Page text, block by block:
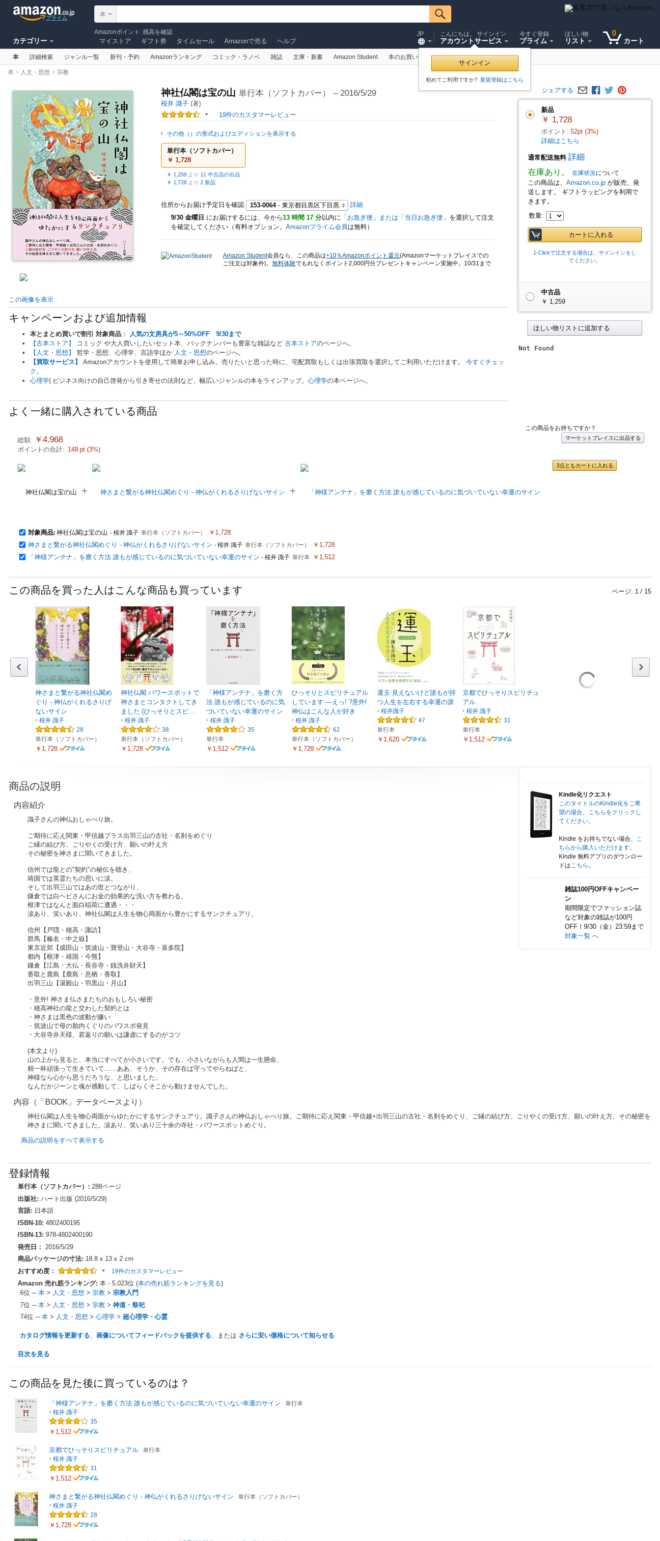
プライム 本
サインイン
初めてご利用ですか? 新規登録はこちら
カテゴリー
JP こんにちは。 サインイン
アカウントサービス
今すぐ登録
プライム
ほしい物
リスト カート
0
マイストア ギフト券 タイムセール Amazonで売る ヘルプ
Amazonポイント : 残高を確認
本 詳細検索 ジャンル一覧 新刊・予約 Amazonランキング コミック・ラノベ 雑誌 文庫・新書 Amazon Student 本のお買い得情報 直接取引で販売促進
本 › 人文・思想 › 宗教
シェアする
新品
￥ 1,728
ポイント: 52pt (3%)
詳細はこちら
通常配送無料 詳細
在庫あり。
在庫状況 について
この商品は、 Amazon.co.jp が販売、発
送します。 ギフトラッピングを利用で
きます。
数量:
カートに入れる
1-Clickで注文する場合は、サインインをし
てください。
中古品
￥ 1,259
ほしい物リストに追加する
この商品をお持ちですか？
マーケットプレイスに出品する
この画像を表示
神社仏閣は宝の山 単行本（ソフトカバー） – 2016/5/29
桜井 識子 (著)
19件のカスタマーレビュー
その他（）の形式およびエディションを表示する
単行本（ソフトカバー）
￥ 1,728
￥ 1,259 より 11 中古品の出品
￥ 1,728 より 2 新品
住所からお届け予定日を確認 153-0064- 東京都目黒区下目黒
詳細
9/30 金曜日 にお届けするには、今から13 時間 17 分以内に 「お急ぎ便」または「当日お急ぎ便」 を選択して注文
を確定してください（有料オプション。 Amazonプライム会員 は無料）
Amazon Student会員なら、この商品は+10％Amazonポイント還元(Amazonマーケットプレイスでの
ご注文は対象外)。 無料体験でもれなくポイント2,000円分プレゼントキャンペーン実施中。10/31まで
キャンペーンおよび追加情報
本とまとめ買いで割引 対象商品 ： 人気の文房具が5～50%OFF 9/30まで
【古本ストア】
コミック や大人買いしたいセット本、バックナンバーも豊富な雑誌など 古本ストアのページへ。
【人文・思想】
哲学・思想、心理学、言語学ほか 人文・思想のページへ。
【買取サービス】
Amazonアカウントを使用して簡単お申し込み。売りたいと思った時に、宅配買取もしくは出張買取を選択してご利用いただけます。 今すぐチェッ
ク。
心理学 | ビジネス向けの自己啓発から引き寄せの法則など、幅広いジャンルの本をラインアップ。 心理学の本ページへ。
よく一緒に購入されている商品
+ +
総額: ￥4,968
ポイントの合計: 149 pt (3%)
3点ともカートに入れる
対象商品: 神社仏閣は宝の山 - 桜井 識子 単行本（ソフトカバー）
￥1,728
神さまと繋がる神社仏閣めぐり - 神仏がくれるさりげないサイン - 桜井 識子 単行本（ソフトカバー）
￥1,728
「神様アンテナ」を磨く方法 誰もが感じているのに気づいていない幸運のサイン - 桜井 識子 単行本 ￥1,512
この商品を買った人はこんな商品も買っています ページ: 1 / 15
神さまと繋がる神社仏閣め
ぐり - 神仏がくれるさりげ
ないサイン
桜井 識子
28
単行本（ソフトカバー）
￥1,728
神社仏閣 パワースポットで
神さまとコンタクトしてき
ました (ひっそりとスピ…
桜井 識子
38
単行本（ソフトカバー）
￥1,728
「神様アンテナ」を磨く方
法 誰もが感じているのに気
づいていない幸運のサイン
桜井 識子
35
単行本
￥1,512
ひっそりとスピリチュアル
しています ―えっ! ?意外!
神仏はこんな人が好き
桜井 識子
62
単行本（ソフトカバー）
￥1,728
運玉 見えないけど誰もが持
つ人生を左右する幸運の源
桜井識子
47
単行本
￥1,620
京都でひっそりスピリチュ
アル
桜井 識子
31
単行本
￥1,512
Kindle化リクエスト
このタイトルのKindle化をご希
望の場合、こちらをクリックし
てください。
Kindle をお持ちでない場合、 こ
ちらから購入いただけます。
Kindle 無料アプリのダウンロー
ドはこちら 。
雑誌100円OFFキャンペー
ン
期間限定でファッション誌
など対象の雑誌が100円
OFF！9/30（金）23:59まで
対象一覧 へ
商品の説明
内容紹介
識子さんの神仏おしゃべり旅。
ご期待に応え関東・甲信越プラス出羽三山の古社・名刹をめぐり
ご縁の結び方、ごりやくの受け方、願いの叶え方
その秘密を神さまに聞いてきました。
信州では龍との"契約"の秘伝を聴き、
靖国では英霊たちの思いに涙。
そして出羽三山ではあの世とつながり、
鎌倉では白ヘビさんにお金の効果的な洗い方を教わる。
根津ではなんと面白稲荷に遭遇・・・
涙あり、笑いあり、神社仏閣は人生を物心両面から豊かにするサンクチュアリ。
信州【戸隠・穂高・諏訪】
群馬【榛名・中之嶽】
東京近郊【成田山・筑波山・寶登山・大谷寺・喜多院】
都内【根津・靖国・今熊】
鎌倉【江島・大仏・長谷寺・銭洗弁財天】
香取と鹿島【鹿島・息栖・香取】
出羽三山【湯殿山・羽黒山・月山】
・意外! 神さま仏さまたちのおもしろい秘密
・穂高神社の龍と交わした契約とは
・神さまは黒色の波動が嫌い
・筑波山で母の胎内くぐりのパワスポ発見
・大谷寺弁天様、若返りの願いは謙虚にするのがコツ
(本文より)
山の上から見ると、本当にすべてが小さいです。でも、小さいながらも人間は一生懸命、
精一杯頑張って生きていて……ああ、そうか、その存在は守ってやらねばと、
神様なら心から思うだろうな、と思いました。
なんだかジーンと魂が感動して、しばらくそこから動けませんでした。
内容（「BOOK」データベースより）
神社仏閣は人生を物心両面からゆたかにするサンクチュアリ。識子さんの神仏おしゃべり旅。ご期待に応え関東・甲信越+出羽三山の古社・名刹をめぐり、ご縁の結び方、ごりやくの受け方、願いの叶え方、その秘密を
神さまに聞いてきました。涙あり、笑いあり三十余の寺社・パワースポットめぐり。
商品の説明をすべて表示する
登録情報
単行本（ソフトカバー）: 288ページ
出版社: ハート出版 (2016/5/29)
言語: 日本語
ISBN-10: 4802400195
ISBN-13: 978-4802400190
発売日：
2016/5/29
商品パッケージの寸法: 18.8 x 13 x 2 cm
おすすめ度：
19件のカスタマーレビュー
Amazon 売れ筋ランキング: 本 - 5,023位 (本の売れ筋ランキングを見る)
6位 ─ 本 > 人文・思想 > 宗教 > 宗教入門
7位 ─ 本 > 人文・思想 > 宗教 > 神道・祭祀
74位 ─ 本 > 人文・思想 > 心理学 > 超心理学・心霊
カタログ情報を更新する、 画像についてフィードバックを提供する、または さらに安い価格について知らせる
目次を見る
この商品を見た後に買っているのは？
「神様アンテナ」を磨く方法 誰もが感じているのに気づいていない幸運のサイン
単行本
桜井 識子
35
￥1,512
京都でひっそりスピリチュアル
単行本
桜井 識子
31
￥1,512
神さまと繋がる神社仏閣めぐり - 神仏がくれるさりげないサイン
単行本（ソフトカバー）
桜井 識子
28
￥1,728